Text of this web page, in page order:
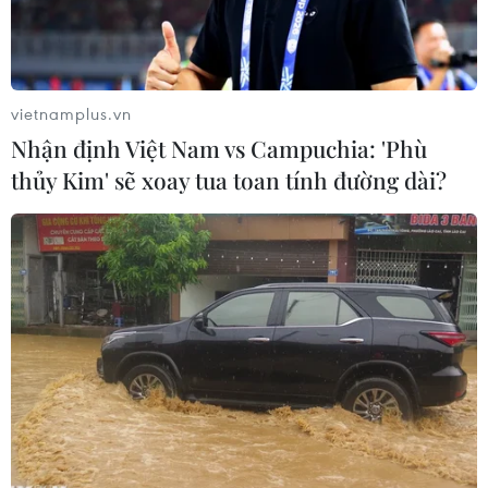
Ông Tom Vilsack. (Nguồn: CNN)
Ngày 23/2, Thượng viện Mỹ do đảng Dân chủ
kiểm soát đã bỏ phiếu phê chuẩn đề cử của
Tổng thống Joe Biden chọn ông Tom Vilsack,
cựu Thống đốc bang Iowa dưới thời cựu Tổng
thống Barack Obama, giữ cương vị Bộ trưởng
vietnamplus.vn
Nhận định Việt Nam vs Campuchia: 'Phù
thủy Kim' sẽ xoay tua toan tính đường dài?